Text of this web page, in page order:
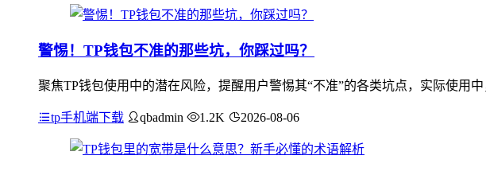
警惕！TP钱包不准的那些坑，你踩过吗？
聚焦TP钱包使用中的潜在风险，提醒用户警惕其“不准”的各类坑点，实际使用
tp手机端下载 qbadmin 1.2K 2026-08-06